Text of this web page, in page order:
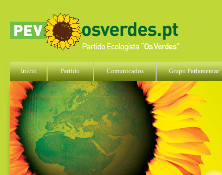
Início Partido Comunicados Grupo Parlamentar